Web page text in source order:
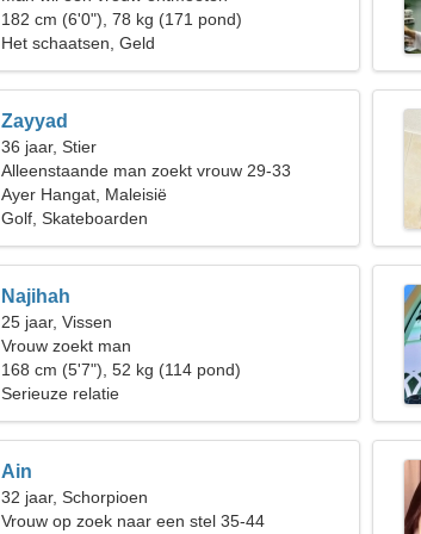
182 cm (6'0"), 78 kg (171 pond)
Het schaatsen, Geld
Zayyad
36 jaar, Stier
Alleenstaande man zoekt vrouw 29-33
Ayer Hangat, Maleisië
Golf, Skateboarden
Najihah
25 jaar, Vissen
Vrouw zoekt man
168 cm (5'7"), 52 kg (114 pond)
Serieuze relatie
Ain
32 jaar, Schorpioen
Vrouw op zoek naar een stel 35-44